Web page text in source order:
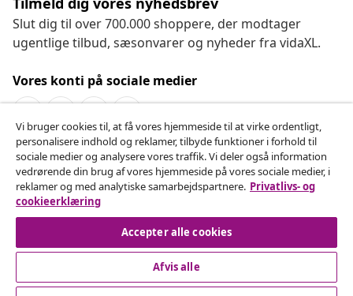
Slut dig til over 700.000 shoppere, der modtager
ugentlige tilbud, sæsonvarer og nyheder fra vidaXL.
Vores konti på sociale medier
Fortryd køb
Indsend en anmodning om at fortryde din ordre.
Fortryd køb
Kundeservice
Vi bruger cookies til, at få vores hjemmeside til at virke ordentligt,
personalisere indhold og reklamer, tilbyde funktioner i forhold til
sociale medier og analysere vores traffik. Vi deler også information
vedrørende din brug af vores hjemmeside på vores sociale medier, i
reklamer og med analytiske samarbejdspartnere. Privatlivs- og
cookieerklæring
Accepter alle cookies
Afvis alle